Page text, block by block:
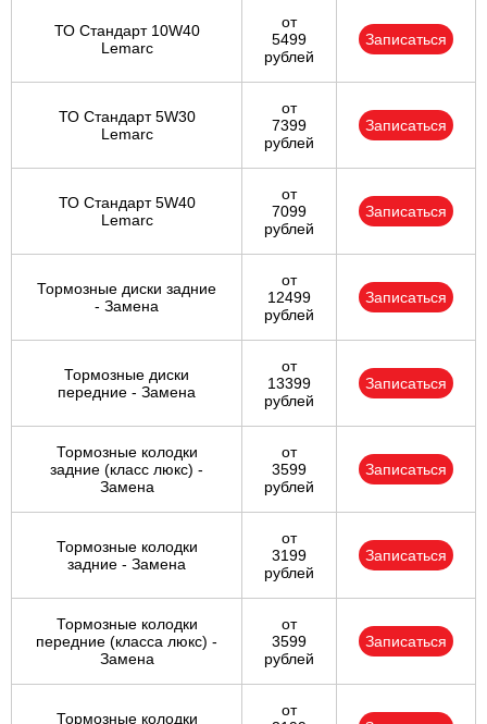
ТО Стандарт 10W40
Lemarc
от
5499
рублей
Записаться
ТО Стандарт 5W30
Lemarc
от
7399
рублей
Записаться
ТО Стандарт 5W40
Lemarc
от
7099
рублей
Записаться
Тормозные диски задние
- Замена
от
12499
рублей
Записаться
Тормозные диски
передние - Замена
от
13399
рублей
Записаться
Тормозные колодки
задние (класс люкс) -
Замена
от
3599
рублей
Записаться
Тормозные колодки
задние - Замена
от
3199
рублей
Записаться
Тормозные колодки
передние (класса люкс) -
Замена
от
3599
рублей
Записаться
Тормозные колодки
от